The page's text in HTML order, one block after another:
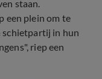
staan.
een plein om te
schietpartij in hun
riep een